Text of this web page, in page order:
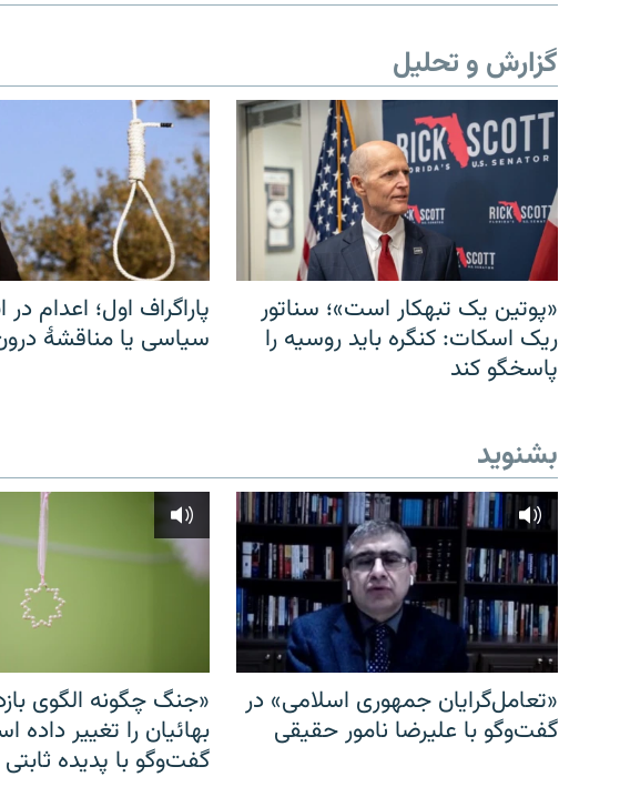
گزارش و تحلیل
«پوتین یک تبهکار است»؛ سناتور
ریک اسکات: کنگره باید روسیه را
پاسخگو کند
پاراگراف اول؛ اعدام در
سیاسی یا مناقشهٔ
بشنوید
«تعامل‌گرایان جمهوری اسلامی» در
گفت‌وگو با علیرضا نامور حقیقی
«جنگ چگونه الگوی
بهائیان را تغییر داده
گفت‌وگو با پدیده ثابتی